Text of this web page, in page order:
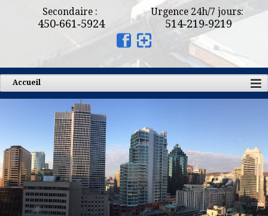
Secondaire :
450‑661‑5924
Urgence 24h/7 jours:
514‑219‑9219